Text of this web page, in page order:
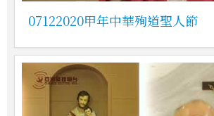
07122020甲年中華殉道聖人節